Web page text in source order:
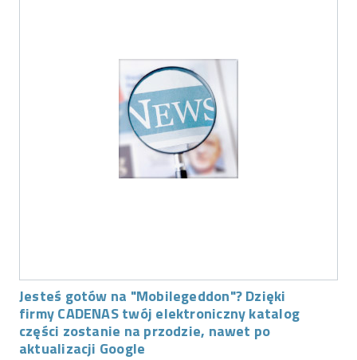
Jesteś gotów na "Mobilegeddon"? Dzięki
firmy CADENAS twój elektroniczny katalog
części zostanie na przodzie, nawet po
aktualizacji Google